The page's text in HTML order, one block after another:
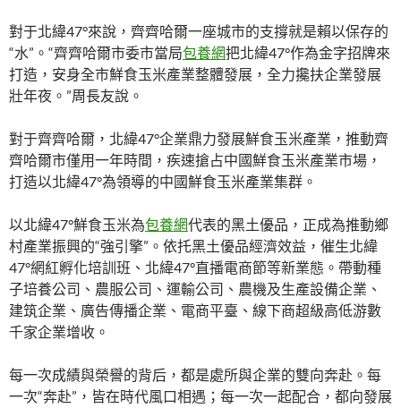
對于北緯47°來說，齊齊哈爾一座城市的支撐就是賴以保存的
“水”。“齊齊哈爾市委市當局包養網把北緯47°作為金字招牌來
打造，安身全市鮮食玉米產業整體發展，全力攙扶企業發展
壯年夜。”周長友說。
對于齊齊哈爾，北緯47°企業鼎力發展鮮食玉米產業，推動齊
齊哈爾市僅用一年時間，疾速搶占中國鮮食玉米產業市場，
打造以北緯47°為領導的中國鮮食玉米產業集群。
以北緯47°鮮食玉米為包養網代表的黑土優品，正成為推動鄉
村產業振興的“強引擎”。依托黑土優品經濟效益，催生北緯
47°網紅孵化培訓班、北緯47°直播電商節等新業態。帶動種
子培養公司、農服公司、運輸公司、農機及生產設備企業、
建筑企業、廣告傳播企業、電商平臺、線下商超級高低游數
千家企業增收。
每一次成績與榮譽的背后，都是處所與企業的雙向奔赴。每
一次“奔赴”，皆在時代風口相遇；每一次一起配合，都向發展